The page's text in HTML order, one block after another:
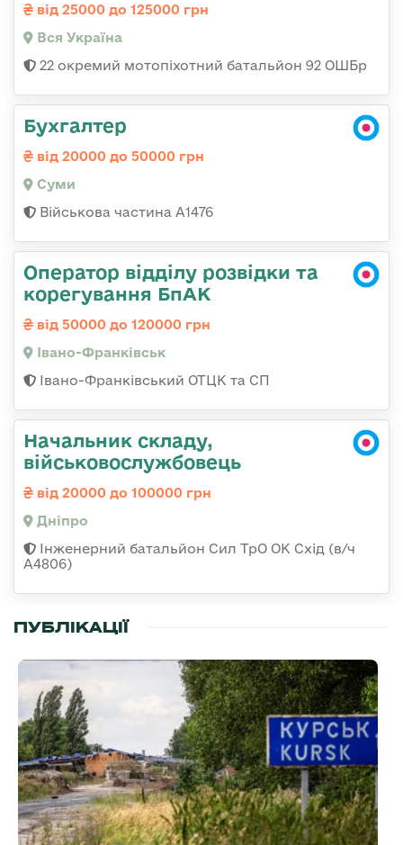
від 25000 до 125000 грн
Вся Україна
22 окремий мотопіхотний батальйон 92 ОШБр
Бухгалтер
від 20000 до 50000 грн
Суми
Військова частина А1476
Оператор відділу розвідки та
корегування БпАК
від 50000 до 120000 грн
Івано-Франківськ
Івано-Франківський ОТЦК та СП
Начальник складу,
військовослужбовець
від 20000 до 100000 грн
Дніпро
Інженерний батальйон Сил ТрО ОК Схід (в/ч
А4806)
ПУБЛІКАЦІЇ